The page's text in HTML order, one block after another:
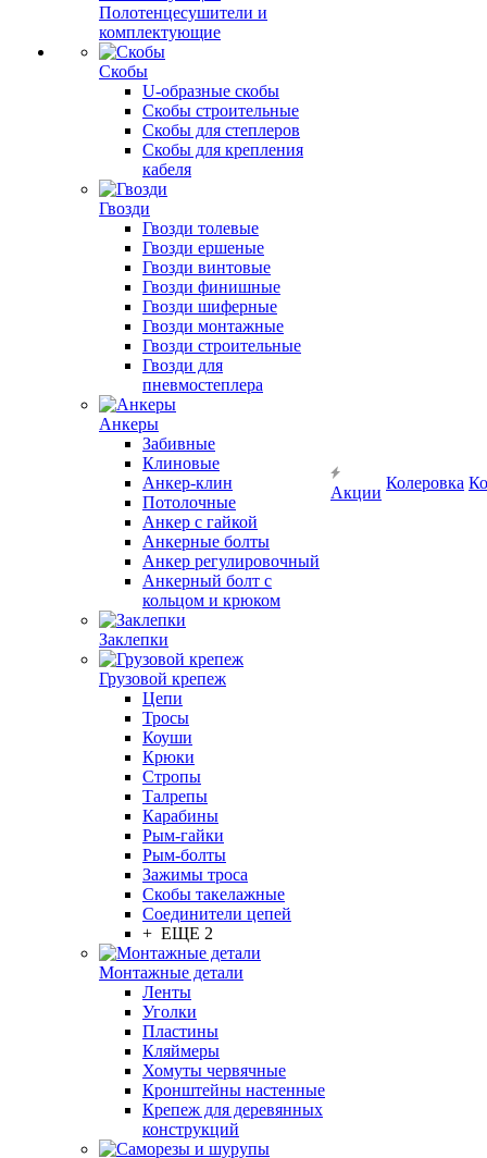
Полотенцесушители и
комплектующие
Скобы
U-образные скобы
Скобы строительные
Скобы для степлеров
Скобы для крепления
кабеля
Гвозди
Гвозди толевые
Гвозди ершеные
Гвозди винтовые
Гвозди финишные
Гвозди шиферные
Гвозди монтажные
Гвозди строительные
Гвозди для
пневмостеплера
Анкеры
Забивные
Клиновые
Анкер-клин
Потолочные
Анкер с гайкой
Анкерные болты
Анкер регулировочный
Анкерный болт с
кольцом и крюком
Заклепки
Грузовой крепеж
Цепи
Тросы
Коуши
Крюки
Стропы
Талрепы
Карабины
Рым-гайки
Рым-болты
Зажимы троса
Скобы такелажные
Соединители цепей
+ ЕЩЕ 2
Монтажные детали
Ленты
Уголки
Пластины
Кляймеры
Хомуты червячные
Кронштейны настенные
Крепеж для деревянных
конструкций
Акции
Колеровка